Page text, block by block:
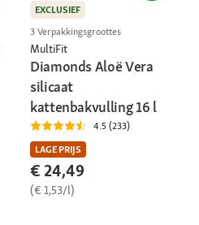
EXCLUSIEF
3 Verpakkingsgroottes
MultiFit
Diamonds Aloë Vera
silicaat
kattenbakvulling 16 l
4.5 (233)
LAGE PRIJS
€ 24,49
(€ 1,53/l)